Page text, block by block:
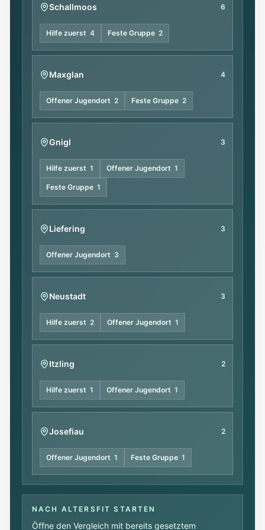
Schallmoos 6
Hilfe zuerst 4 Feste Gruppe 2
Maxglan 4
Offener Jugendort 2 Feste Gruppe 2
Gnigl 3
Hilfe zuerst 1 Offener Jugendort 1
Feste Gruppe 1
Liefering 3
Offener Jugendort 3
Neustadt 3
Hilfe zuerst 2 Offener Jugendort 1
Itzling 2
Hilfe zuerst 1 Offener Jugendort 1
Josefiau 2
Offener Jugendort 1 Feste Gruppe 1
NACH ALTERSFIT STARTEN
Öffne den Vergleich mit bereits gesetztem